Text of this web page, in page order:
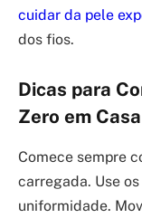
cuidar da pele
dos fios.
Dicas para
Zero em Casa
Comece sempre
carregada. Use
uniformidade.